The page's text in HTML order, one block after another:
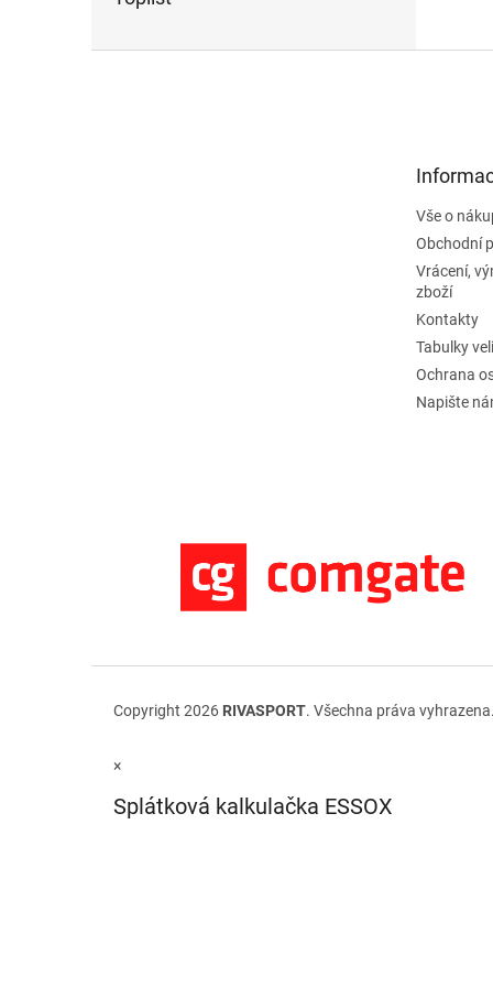
Vše o
Obchodní
Vrácení,
zboží
Kontakty
Tabulky
Ochrana
Napište
Copyright 2026 RIVASPORT. Všechna práva
×
Splátková kalkulačka ESSOX